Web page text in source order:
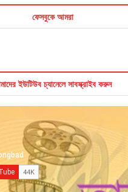
ফেসবুকে আমরা
ইউটিউব চ্যানেলে সাবস্ক্রাইব করুন